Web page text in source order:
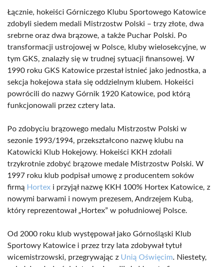
Łącznie, hokeiści Górniczego Klubu Sportowego Katowice
zdobyli siedem medali Mistrzostw Polski – trzy złote, dwa
srebrne oraz dwa brązowe, a także Puchar Polski. Po
transformacji ustrojowej w Polsce, kluby wielosekcyjne, w
tym GKS, znalazły się w trudnej sytuacji finansowej. W
1990 roku GKS Katowice przestał istnieć jako jednostka, a
sekcja hokejowa stała się oddzielnym klubem. Hokeiści
powrócili do nazwy Górnik 1920 Katowice, pod którą
funkcjonowali przez cztery lata.
Po zdobyciu brązowego medalu Mistrzostw Polski w
sezonie 1993/1994, przekształcono nazwę klubu na
Katowicki Klub Hokejowy. Hokeiści KKH zdołali
trzykrotnie zdobyć brązowe medale Mistrzostw Polski. W
1997 roku klub podpisał umowę z producentem soków
firmą Hortex i przyjął nazwę KKH 100% Hortex Katowice, z
nowymi barwami i nowym prezesem, Andrzejem Kubą,
który reprezentował „Hortex” w południowej Polsce.
Od 2000 roku klub występował jako Górnośląski Klub
Sportowy Katowice i przez trzy lata zdobywał tytuł
wicemistrzowski, przegrywając z Unią Oświęcim. Niestety,